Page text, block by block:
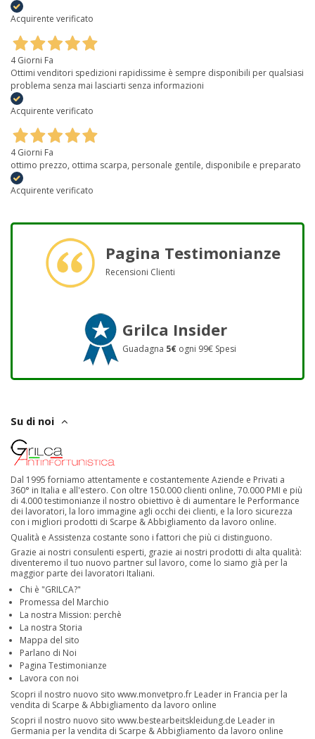
Acquirente verificato
4 Giorni Fa
Ottimi venditori spedizioni rapidissime è sempre disponibili per qualsiasi
problema senza mai lasciarti senza informazioni
Acquirente verificato
4 Giorni Fa
ottimo prezzo, ottima scarpa, personale gentile, disponibile e preparato
Acquirente verificato
Pagina Testimonianze
Recensioni Clienti
Grilca Insider
Guadagna 5€ ogni 99€ Spesi
Su di noi
Dal 1995 forniamo attentamente e costantemente Aziende e Privati a
360° in Italia e all'estero. Con oltre 150.000 clienti online, 70.000 PMI e più
di 4.000 testimonianze il nostro obiettivo è di aumentare le Performance
dei lavoratori, la loro immagine agli occhi dei clienti, e la loro sicurezza
con i migliori prodotti di Scarpe & Abbigliamento da lavoro online.
Qualità e Assistenza costante sono i fattori che più ci distinguono.
Grazie ai nostri consulenti esperti, grazie ai nostri prodotti di alta qualità:
diventeremo il tuo nuovo partner sul lavoro, come lo siamo già per la
maggior parte dei lavoratori Italiani.
Chi è "GRILCA?"
Promessa del Marchio
La nostra Mission: perchè
La nostra Storia
Mappa del sito
Parlano di Noi
Pagina Testimonianze
Lavora con noi
Scopri il nostro nuovo sito www.monvetpro.fr Leader in Francia per la
vendita di Scarpe & Abbigliamento da lavoro online
Scopri il nostro nuovo sito www.bestearbeitskleidung.de Leader in
Germania per la vendita di Scarpe & Abbigliamento da lavoro online